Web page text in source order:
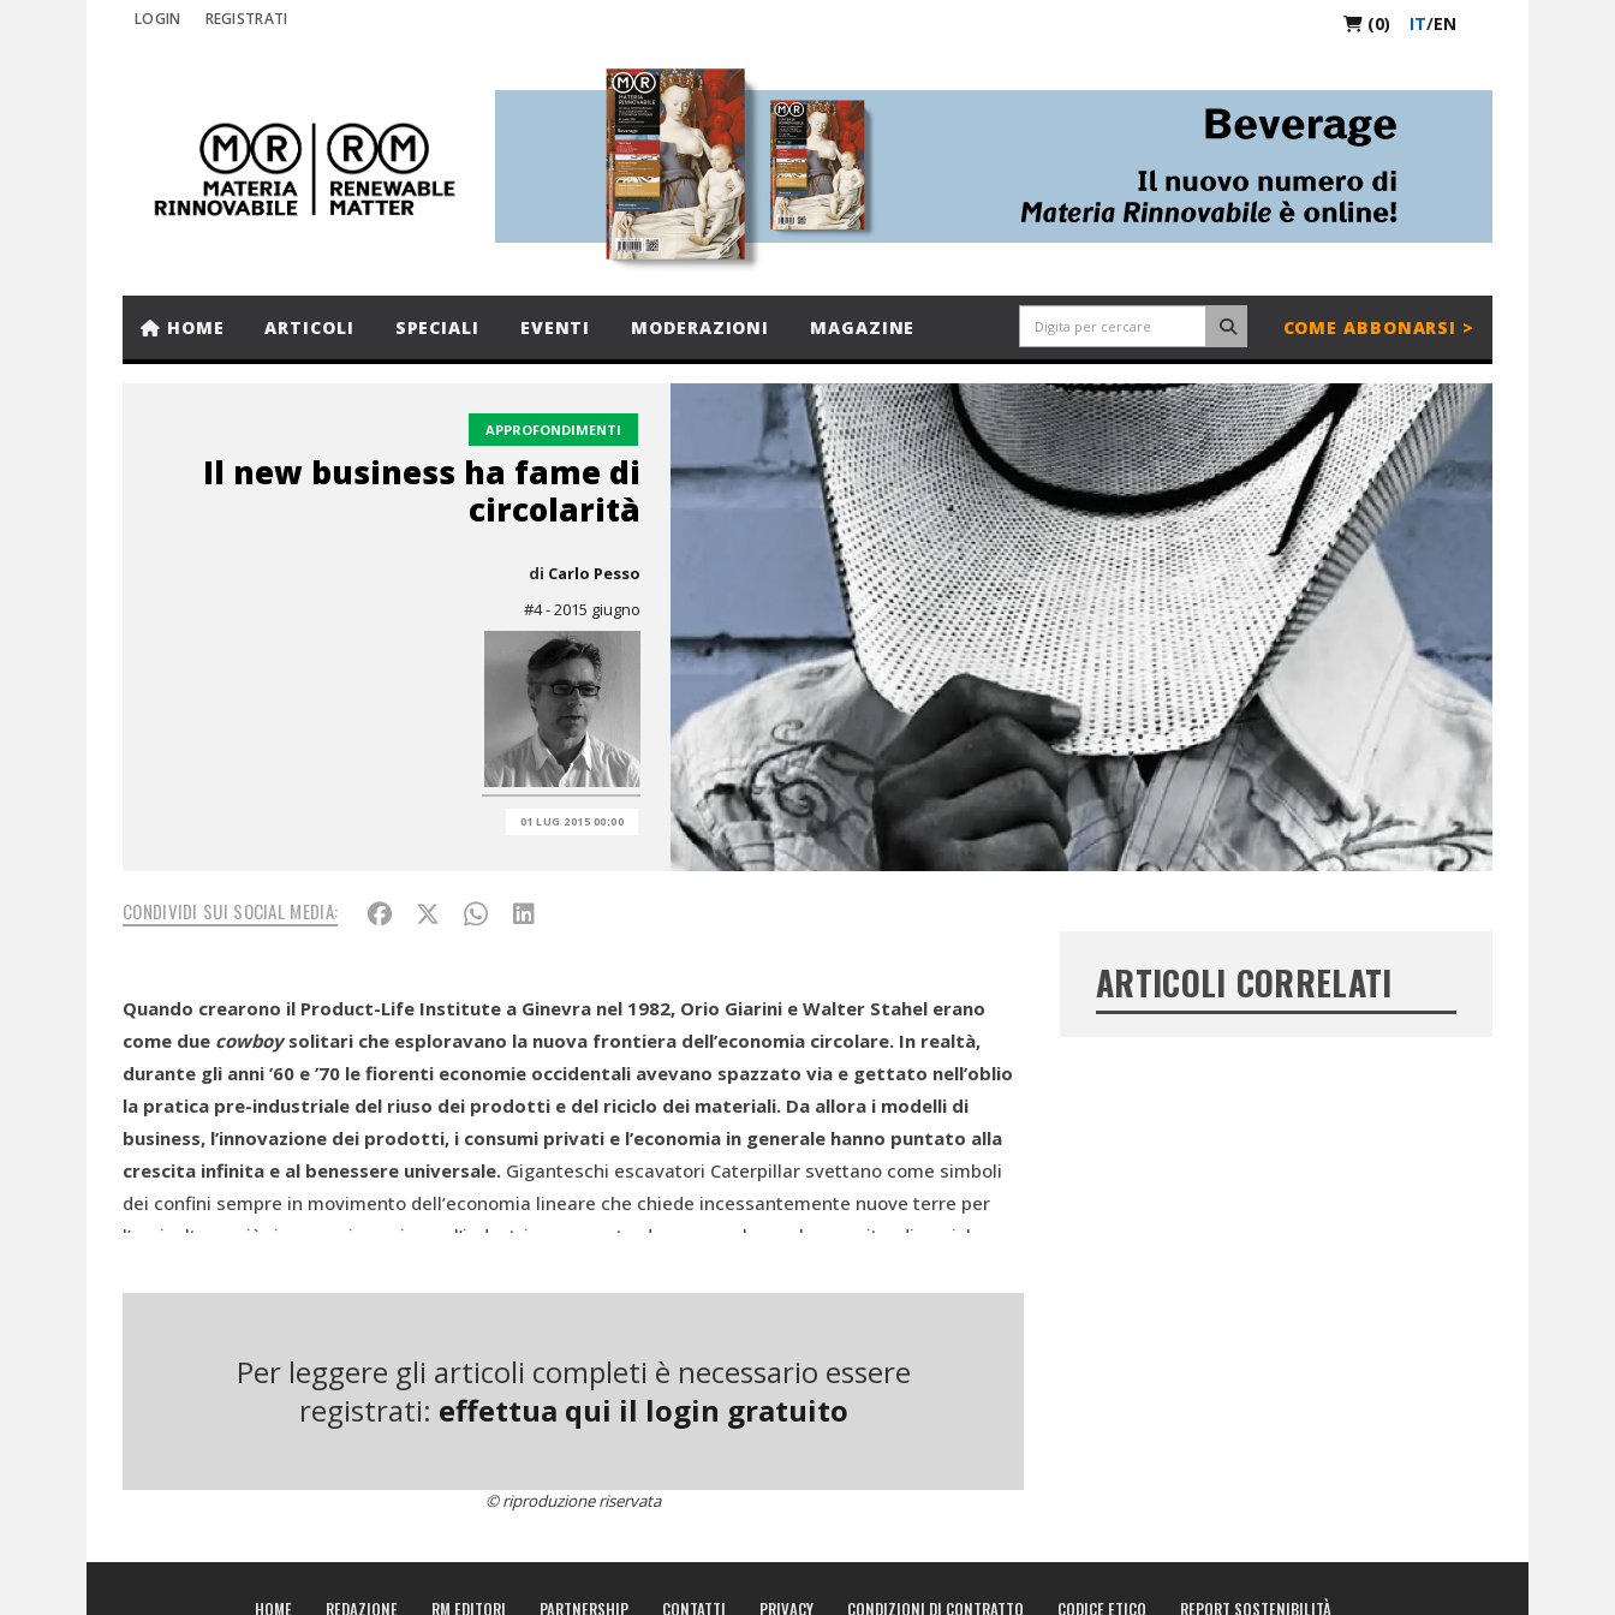
LOGIN REGISTRATI (0) IT/EN
HOME ARTICOLI SPECIALI EVENTI MODERAZIONI MAGAZINE COME ABBONARSI >
APPROFONDIMENTI
Il new business ha fame di
circolarità
di Carlo Pesso
#4 - 2015 giugno
01 LUG 2015 00:00
CONDIVIDI SUI SOCIAL MEDIA:
Quando crearono il Product-Life Institute a Ginevra nel 1982, Orio Giarini e Walter Stahel erano
come due cowboysolitari che esploravano la nuova frontiera dell’economia circolare. In realtà,
durante gli anni ’60 e ’70 le fiorenti economie occidentali avevano spazzato via e gettato nell’oblio
la pratica pre-industriale del riuso dei prodotti e del riciclo dei materiali. Da allora i modelli di
business, l’innovazione dei prodotti, i consumi privati e l’economia in generale hanno puntato alla
crescita infinita e al benessere universale. Giganteschi escavatori Caterpillar svettano come simboli
dei confini sempre in movimento dell’economia lineare che chiede incessantemente nuove terre per
l’agricoltura, più risorse minerarie per l’industria, nuove strade per accelerare la crescita, discariche per
prima o poi, il bengodi dell’economia possa finire. Ecco perché i duecowboysolitari hanno unito le loro
Per leggere gli articoli completi è necessario essere
registrati: effettua qui il login gratuito
© riproduzione riservata
ARTICOLI CORRELATI
HOME REDAZIONE RM EDITORI PARTNERSHIP CONTATTI PRIVACY CONDIZIONI DI CONTRATTO CODICE ETICO REPORT SOSTENIBILITÀ